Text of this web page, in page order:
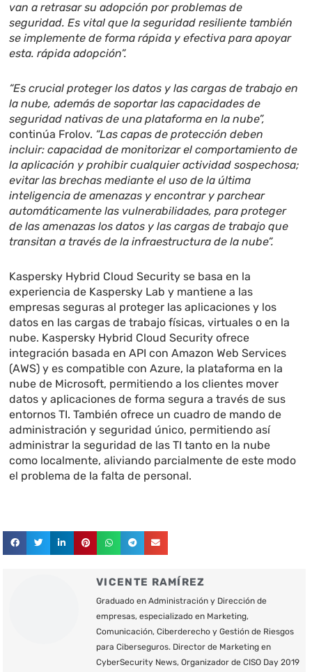
van a retrasar su adopción por problemas de
seguridad. Es vital que la seguridad resiliente también
se implemente de forma rápida y efectiva para apoyar
esta. rápida adopción”.
“Es crucial proteger los datos y las cargas de trabajo en
la nube, además de soportar las capacidades de
seguridad nativas de una plataforma en la nube”,
continúa Frolov. “Las capas de protección deben
incluir: capacidad de monitorizar el comportamiento de
la aplicación y prohibir cualquier actividad sospechosa;
evitar las brechas mediante el uso de la última
inteligencia de amenazas y encontrar y parchear
automáticamente las vulnerabilidades, para proteger
de las amenazas los datos y las cargas de trabajo que
transitan a través de la infraestructura de la nube”.
Kaspersky Hybrid Cloud Security se basa en la
experiencia de Kaspersky Lab y mantiene a las
empresas seguras al proteger las aplicaciones y los
datos en las cargas de trabajo físicas, virtuales o en la
nube. Kaspersky Hybrid Cloud Security ofrece
integración basada en API con Amazon Web Services
(AWS) y es compatible con Azure, la plataforma en la
nube de Microsoft, permitiendo a los clientes mover
datos y aplicaciones de forma segura a través de sus
entornos TI. También ofrece un cuadro de mando de
administración y seguridad único, permitiendo así
administrar la seguridad de las TI tanto en la nube
como localmente, aliviando parcialmente de este modo
el problema de la falta de personal.
VICENTE RAMÍREZ
Graduado en Administración y Dirección de
empresas, especializado en Marketing,
Comunicación, Ciberderecho y Gestión de Riesgos
para Ciberseguros. Director de Marketing en
CyberSecurity News, Organizador de CISO Day 2019